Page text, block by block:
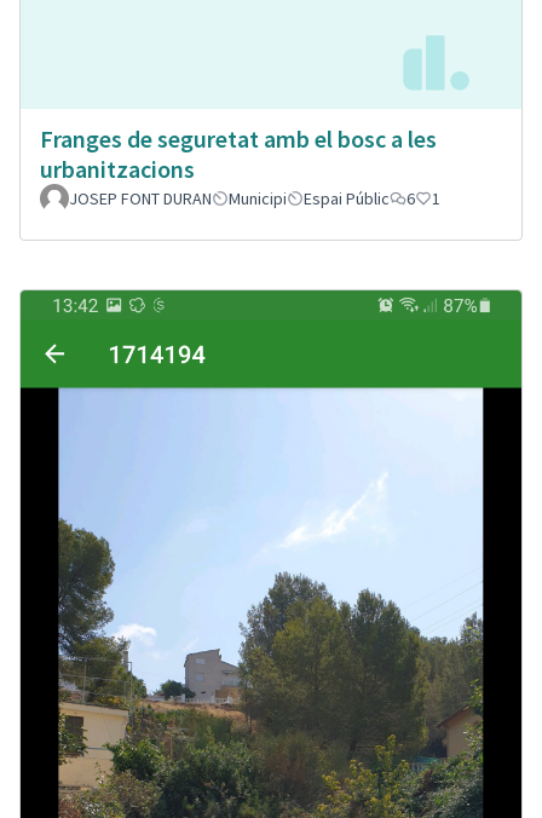
Franges de seguretat amb el bosc a les
urbanitzacions
JOSEP FONT DURAN Municipi Espai Públic 6 1